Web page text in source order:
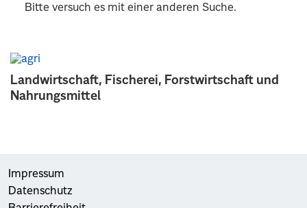
Landwirtschaft, Fischerei, Forstwirtschaft und
Nahrungsmittel
Bitte versuch es mit einer anderen Suche.
Impressum
Datenschutz